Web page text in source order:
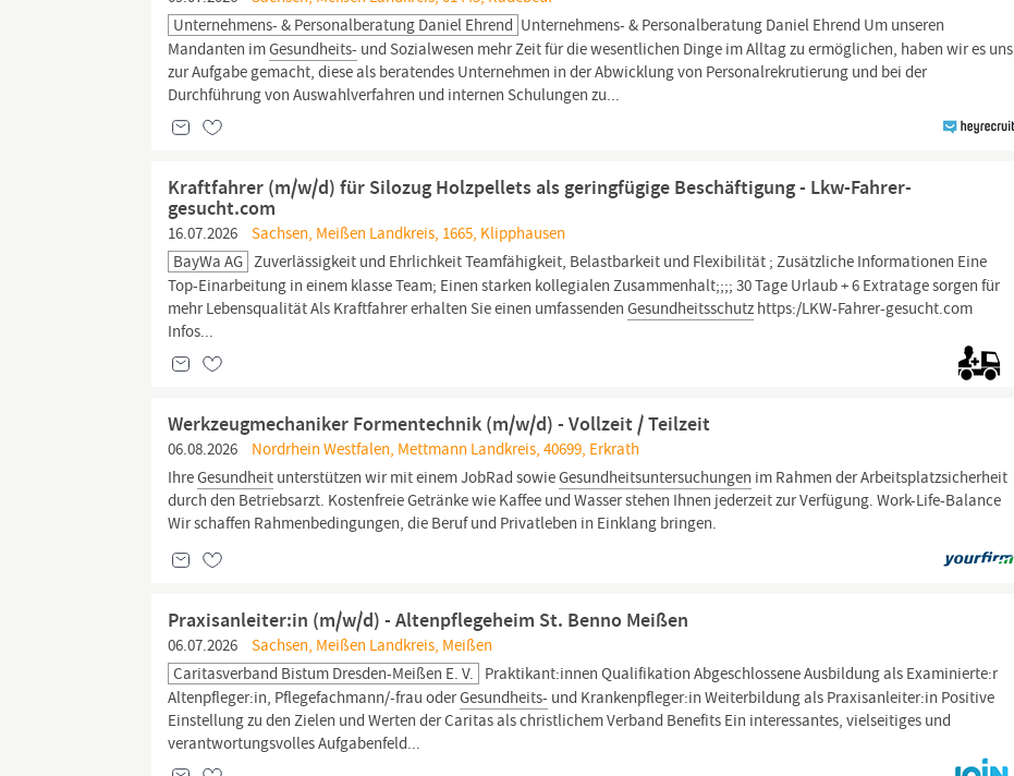
Unternehmens- & Personalberatung Daniel Ehrend Unternehmens- & Personalberatung Daniel Ehrend Um unseren
Mandanten imGesundheits- und Sozialwesen mehr Zeit für die wesentlichen Dinge im Alltag zu ermöglichen, haben wir es uns
zur Aufgabe gemacht, diese als beratendes Unternehmen in der Abwicklung von Personalrekrutierung und bei der
Durchführung von Auswahlverfahren und internen Schulungen zu...
Kraftfahrer (m/w/d) für Silozug Holzpellets als geringfügige Beschäftigung - Lkw-Fahrer-
gesucht.com
16.07.2026
Sachsen, Meißen Landkreis, 1665, Klipphausen
BayWa AG Zuverlässigkeit und Ehrlichkeit Teamfähigkeit, Belastbarkeit und Flexibilität ; Zusätzliche Informationen Eine
Top-Einarbeitung in einem klasse Team; Einen starken kollegialen Zusammenhalt;;;; 30 Tage Urlaub + 6 Extratage sorgen für
mehr Lebensqualität Als Kraftfahrer erhalten Sie einen umfassendenGesundheitsschutz https:/LKW-Fahrer-gesucht.com
Infos...
Werkzeugmechaniker Formentechnik (m/w/d) - Vollzeit / Teilzeit
06.08.2026
Nordrhein Westfalen, Mettmann Landkreis, 40699, Erkrath
IhreGesundheit unterstützen wir mit einem JobRad sowieGesundheitsuntersuchungen im Rahmen der Arbeitsplatzsicherheit
durch den Betriebsarzt. Kostenfreie Getränke wie Kaffee und Wasser stehen Ihnen jederzeit zur Verfügung. Work-Life-Balance
Wir schaffen Rahmenbedingungen, die Beruf und Privatleben in Einklang bringen.
Praxisanleiter:in (m/w/d) - Altenpflegeheim St. Benno Meißen
06.07.2026
Sachsen, Meißen Landkreis, Meißen
Caritasverband Bistum Dresden-Meißen E. V. Praktikant:innen Qualifikation Abgeschlossene Ausbildung als Examinierte:r
Altenpfleger:in, Pflegefachmann/-frau oderGesundheits- und Krankenpfleger:in Weiterbildung als Praxisanleiter:in Positive
Einstellung zu den Zielen und Werten der Caritas als christlichem Verband Benefits Ein interessantes, vielseitiges und
verantwortungsvolles Aufgabenfeld...